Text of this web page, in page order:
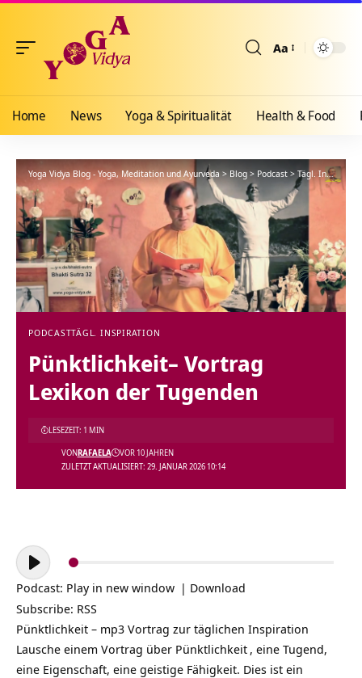
Aa
Home News Yoga & Spiritualität Health & Food
Yoga Vidya Blog - Yoga, Meditation und Ayurveda>Blog > Podcast >Tägl. Inspiration
PODCASTTÄGL. INSPIRATION
Pünktlichkeit– Vortrag
Lexikon der Tugenden
ZULETZT AKTUALISIERT: 29. JANUAR 2026 10:14
VONRAFAELA VOR 10 JAHREN
LESEZEIT: 1 MIN
Audio-
Player
Podcast: Play in new window | Download
Subscribe: RSS
Pünktlichkeit – mp3 Vortrag zur täglichen Inspiration
Lausche einem Vortrag über Pünktlichkeit , eine Tugend,
eine Eigenschaft, eine geistige Fähigkeit. Dies ist ein